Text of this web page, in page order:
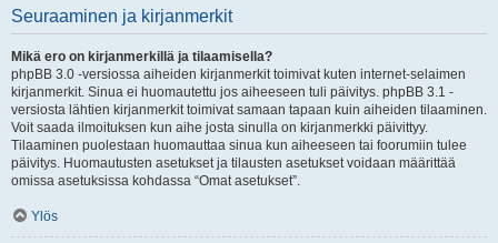
Seuraaminen ja kirjanmerkit
Mikä ero on kirjanmerkillä ja tilaamisella?
phpBB 3.0 -versiossa aiheiden kirjanmerkit toimivat kuten internet-selaimen
kirjanmerkit. Sinua ei huomautettu jos aiheeseen tuli päivitys. phpBB 3.1 -
versiosta lähtien kirjanmerkit toimivat samaan tapaan kuin aiheiden tilaaminen.
Voit saada ilmoituksen kun aihe josta sinulla on kirjanmerkki päivittyy.
Tilaaminen puolestaan huomauttaa sinua kun aiheeseen tai foorumiin tulee
päivitys. Huomautusten asetukset ja tilausten asetukset voidaan määrittää
omissa asetuksissa kohdassa “Omat asetukset”.
Ylös